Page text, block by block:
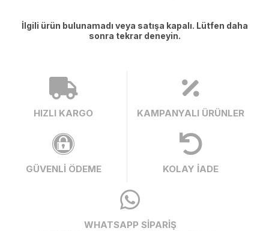
İlgili ürün bulunamadı veya satışa kapalı. Lütfen daha
sonra tekrar deneyin.
HIZLI KARGO KAMPANYALI ÜRÜNLER
GÜVENLİ ÖDEME KOLAY İADE
WHATSAPP SİPARİŞ